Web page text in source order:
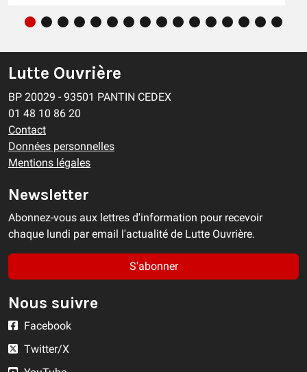
Lutte Ouvrière
BP 20029 - 93501 PANTIN CEDEX
01 48 10 86 20
Contact
Données personnelles
Mentions légales
Newsletter
Abonnez-vous aux lettres d'information pour recevoir
chaque lundi par email l'actualité de Lutte Ouvrière.
S'abonner
Nous suivre
Facebook
Twitter/X